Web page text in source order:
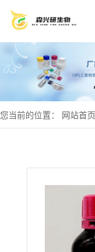
您当前的位置： 网站首页